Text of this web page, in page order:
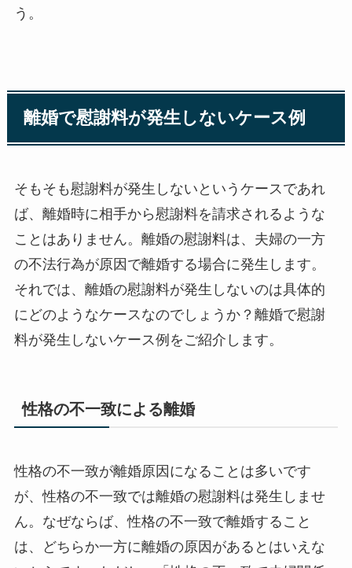
う。
離婚で慰謝料が発生しないケース例
そもそも慰謝料が発生しないというケースであれ
ば、離婚時に相手から慰謝料を請求されるような
ことはありません。離婚の慰謝料は、夫婦の一方
の不法行為が原因で離婚する場合に発生します。
それでは、離婚の慰謝料が発生しないのは具体的
にどのようなケースなのでしょうか？離婚で慰謝
料が発生しないケース例をご紹介します。
性格の不一致による離婚
性格の不一致が離婚原因になることは多いです
が、性格の不一致では離婚の慰謝料は発生しませ
ん。なぜならば、性格の不一致で離婚すること
は、どちらか一方に離婚の原因があるとはいえな